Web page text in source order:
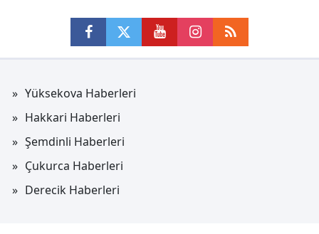
Yüksekova Haberleri
Hakkari Haberleri
Şemdinli Haberleri
Çukurca Haberleri
Derecik Haberleri